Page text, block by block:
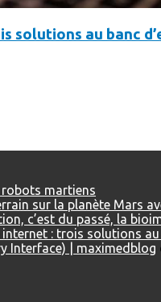
solutions au banc
martiens
sur la planète Mars
c’est du passé, la
internet : trois solutions au
Interface) | maximedblog